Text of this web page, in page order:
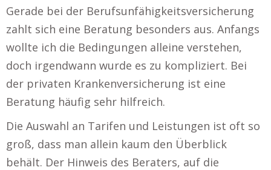
Gerade bei der Berufsunfähigkeitsversicherung
zahlt sich eine Beratung besonders aus. Anfangs
wollte ich die Bedingungen alleine verstehen,
doch irgendwann wurde es zu kompliziert. Bei
der privaten Krankenversicherung ist eine
Beratung häufig sehr hilfreich.
Die Auswahl an Tarifen und Leistungen ist oft so
groß, dass man allein kaum den Überblick
behält. Der Hinweis des Beraters, auf die